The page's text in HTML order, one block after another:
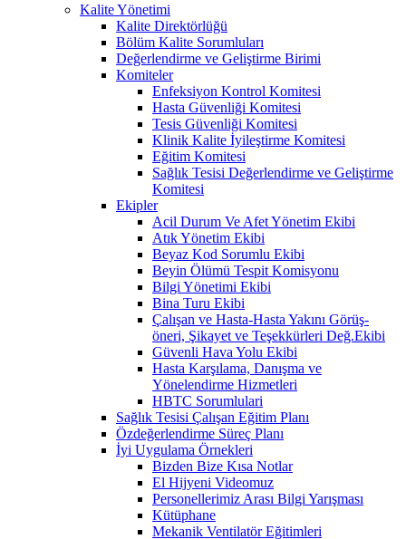
Kalite Yönetimi
Kalite Direktörlüğü
Bölüm Kalite Sorumluları
Değerlendirme ve Geliştirme Birimi
Komiteler
Enfeksiyon Kontrol Komitesi
Hasta Güvenliği Komitesi
Tesis Güvenliği Komitesi
Klinik Kalite İyileştirme Komitesi
Eğitim Komitesi
Sağlık Tesisi Değerlendirme ve Geliştirme
Komitesi
Ekipler
Acil Durum Ve Afet Yönetim Ekibi
Atık Yönetim Ekibi
Beyaz Kod Sorumlu Ekibi
Beyin Ölümü Tespit Komisyonu
Bilgi Yönetimi Ekibi
Bina Turu Ekibi
Çalışan ve Hasta-Hasta Yakını Görüş-
öneri, Şikayet ve Teşekkürleri Değ.Ekibi
Güvenli Hava Yolu Ekibi
Hasta Karşılama, Danışma ve
Yönelendirme Hizmetleri
HBTC Sorumlulari
Sağlık Tesisi Çalışan Eğitim Planı
Özdeğerlendirme Süreç Planı
İyi Uygulama Örnekleri
Bizden Bize Kısa Notlar
El Hijyeni Videomuz
Personellerimiz Arası Bilgi Yarışması
Kütüphane
Mekanik Ventilatör Eğitimleri